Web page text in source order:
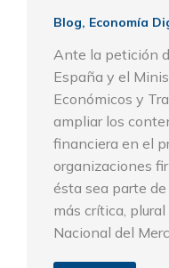
Blog, Economía
Ante la petición
España y el
Económicos y
ampliar los
financiera en el
organizaciones
ésta sea parte
más crítica,
Nacional del